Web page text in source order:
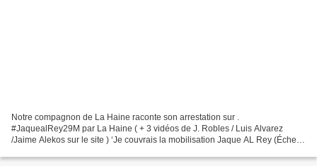
Notre compagnon de La Haine raconte son arrestation sur .
#JaquealRey29M par La Haine ( + 3 vidéos de J. Robles / Luis Alvarez
/Jaime Alekos sur le site ) ‘Je couvrais la mobilisation Jaque AL Rey (Échec